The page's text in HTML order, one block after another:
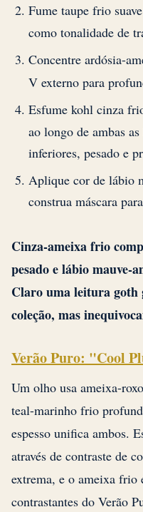
Fume taupe frio suave
como tonalidade de
Concentre ardósia-
V externo para
Esfume kohl cinza
ao longo de ambas
inferiores, pesado e
Aplique cor de lábio
construa máscara
Cinza-ameixa frio
pesado e lábio mauve-
Claro uma leitura goth
coleção, mas
Verão Puro: "Cool
Um olho usa ameixa-
teal-marinho frio
espesso unifica ambos.
através de contraste de
extrema, e o ameixa
contrastantes do Verão